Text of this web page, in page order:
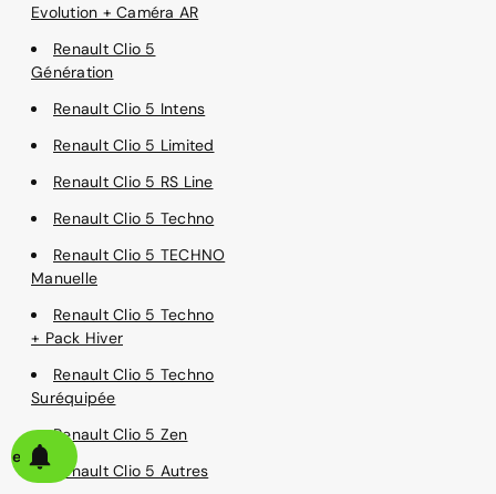
Evolution + Caméra AR
Renault Clio 5
Génération
Renault Clio 5 Intens
Renault Clio 5 Limited
Renault Clio 5 RS Line
Renault Clio 5 Techno
Renault Clio 5 TECHNO
Manuelle
Renault Clio 5 Techno
+ Pack Hiver
Renault Clio 5 Techno
Suréquipée
Renault Clio 5 Zen
Renault Clio 5 Autres